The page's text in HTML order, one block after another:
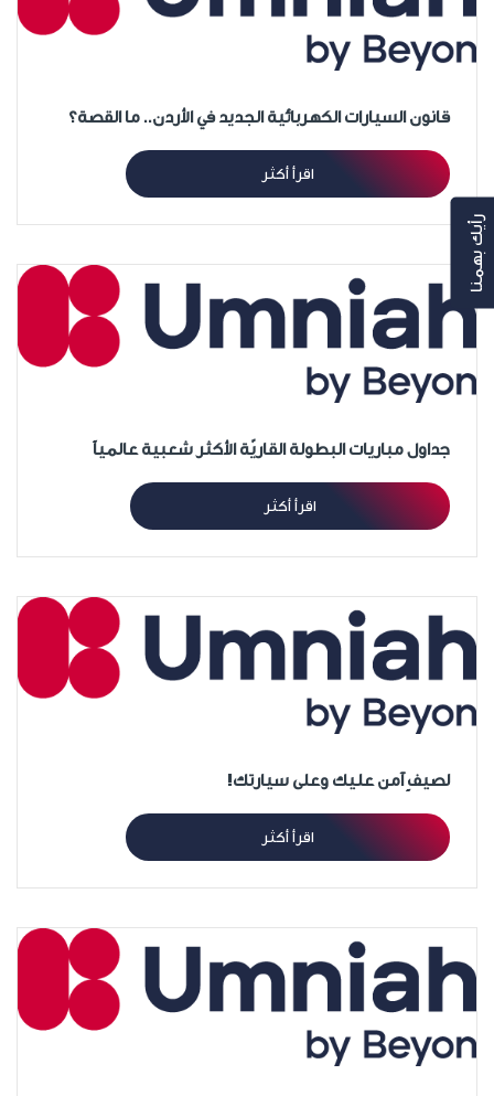
قانون السيارات الكهربائية الجديد في الأردن.. ما القصة؟
اقرأ أكثر
جداول مباريات البطولة القاريّة الأكثر شعبية عالمياً
اقرأ أكثر
لصيفٍ آمن عليك وعلى سيارتك!
اقرأ أكثر
رأيك بهمنا